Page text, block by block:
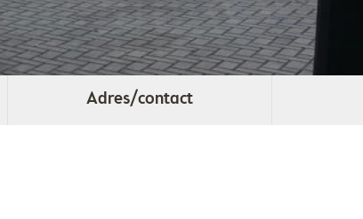
Adres/contact